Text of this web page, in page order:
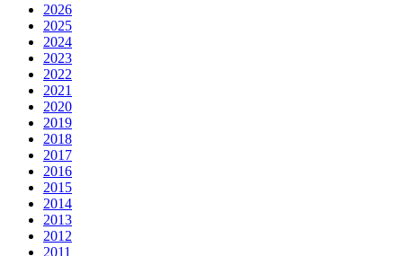
2026
2025
2024
2023
2022
2021
2020
2019
2018
2017
2016
2015
2014
2013
2012
2011